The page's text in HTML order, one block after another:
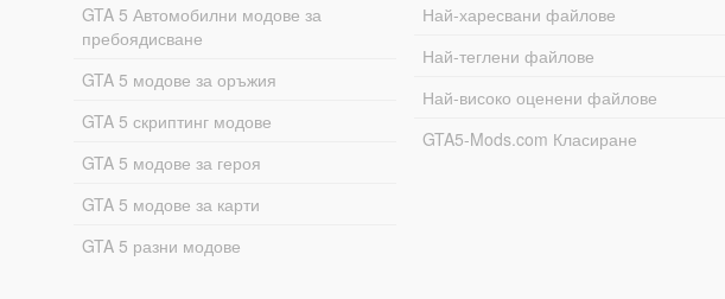
GTA 5 Автомобилни модове за
пребоядисване
GTA 5 модове за оръжия
GTA 5 скриптинг модове
GTA 5 модове за героя
GTA 5 модове за карти
GTA 5 разни модове
Най-харесвани файлове
Най-теглени файлове
Най-високо оценени файлове
GTA5-Mods.com Класиране